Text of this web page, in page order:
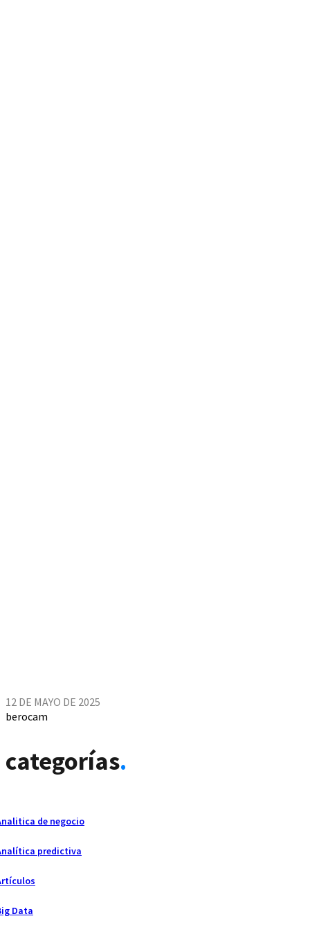
12 DE MAYO DE 2025
berocam
categorías.
de negocio
predictiva
Data